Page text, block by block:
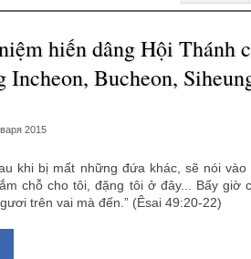
hiến dâng Hội Thánh
Bucheon,
2015
khi bị mất những đứa khác, sẽ nói
chỗ cho tôi, đặng tôi ở đây... Bấy giờ
trên vai mà đến.” (Êsai 49:20-22)